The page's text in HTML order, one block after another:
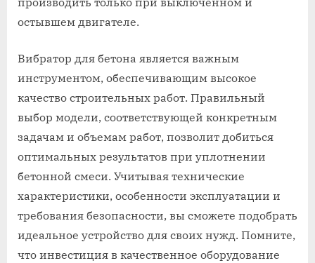
остывшем двигателе.
Вибратор для бетона является важным
инструментом, обеспечивающим высокое
качество строительных работ. Правильный
выбор модели, соответствующей конкретным
задачам и объемам работ, позволит добиться
оптимальных результатов при уплотнении
бетонной смеси. Учитывая технические
характеристики, особенности эксплуатации и
требования безопасности, вы сможете подобрать
идеальное устройство для своих нужд. Помните,
что инвестиция в качественное оборудование